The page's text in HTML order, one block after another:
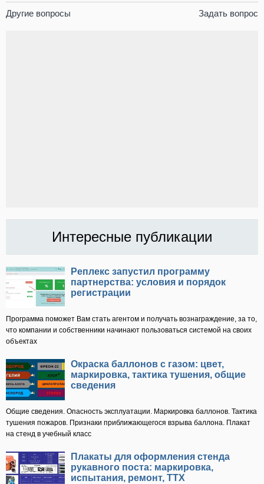
Другие вопросы Задать вопрос
Интересные публикации
Реплекс запустил программу
партнерства: условия и порядок
регистрации
Программа поможет Вам стать агентом и получать вознаграждение, за то,
что компании и собственники начинают пользоваться системой на своих
объектах
Окраска баллонов с газом: цвет,
маркировка, тактика тушения, общие
сведения
Общие сведения. Опасность эксплуатации. Маркировка баллонов. Тактика
тушения пожаров. Признаки приближающегося взрыва баллона. Плакат
на стенд в учебный класс
Плакаты для оформления стенда
рукавного поста: маркировка,
испытания, ремонт, ТТХ